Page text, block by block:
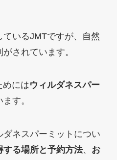
いるJMTですが、自然
されています。
めにはウィルダネスパー
す。
ネスパーミットについ
る場所と予約方法、 お